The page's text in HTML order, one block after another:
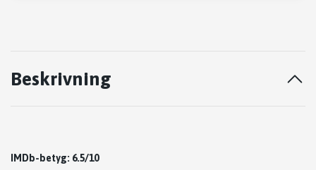
Beskrivning
IMDb-betyg: 6.5/10